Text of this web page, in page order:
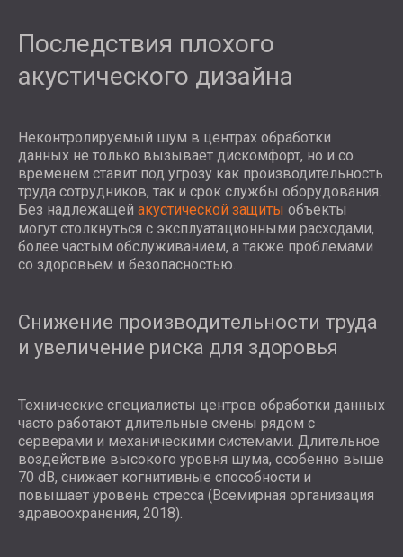
Последствия плохого
акустического дизайна
Неконтролируемый шум в центрах обработки
данных не только вызывает дискомфорт, но и со
временем ставит под угрозу как производительность
труда сотрудников, так и срок службы оборудования.
Без надлежащей акустической защиты объекты
могут столкнуться с эксплуатационными расходами,
более частым обслуживанием, а также проблемами
со здоровьем и безопасностью.
Снижение производительности труда
и увеличение риска для здоровья
Технические специалисты центров обработки данных
часто работают длительные смены рядом с
серверами и механическими системами. Длительное
воздействие высокого уровня шума, особенно выше
70 dB, снижает когнитивные способности и
повышает уровень стресса (Всемирная организация
здравоохранения, 2018).